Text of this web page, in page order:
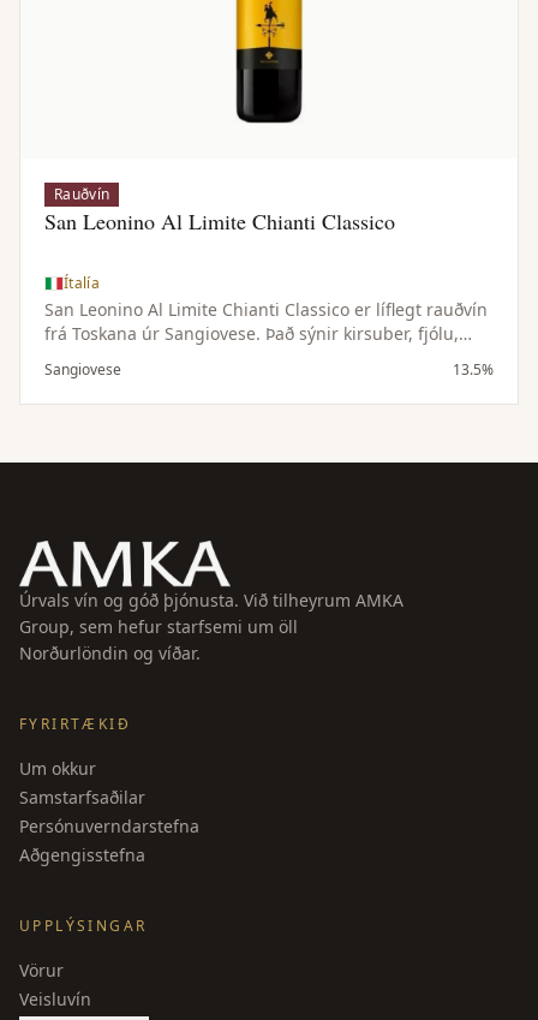
Rauðvín
San Leonino Al Limite Chianti Classico
Ítalía
San Leonino Al Limite Chianti Classico er líflegt rauðvín
frá Toskana úr Sangiovese. Það sýnir kirsuber, fjólu,
krydd og þétta tóna, með ferskri sýru, mjúkum
tannínum og hreinu, matvænu eftirbragði.
Sangiovese 13.5%
Úrvals vín og góð þjónusta. Við tilheyrum AMKA
Group, sem hefur starfsemi um öll
Norðurlöndin og víðar.
FYRIRTÆKIÐ
Um okkur
Samstarfsaðilar
Persónuverndarstefna
Aðgengisstefna
UPPLÝSINGAR
Vörur
Veisluvín